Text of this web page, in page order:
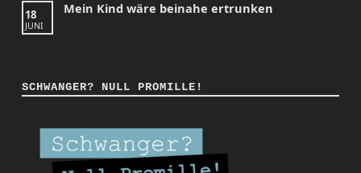
18
JUNI
Mein Kind wäre beinahe ertrunken
SCHWANGER? NULL PROMILLE!